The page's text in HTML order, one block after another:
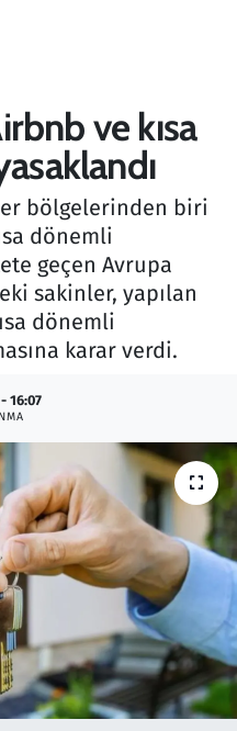
ve kısa
bölgelerinden biri
dönemli
geçen Avrupa
sakinler, yapılan
dönemli
karar verdi.
16:07